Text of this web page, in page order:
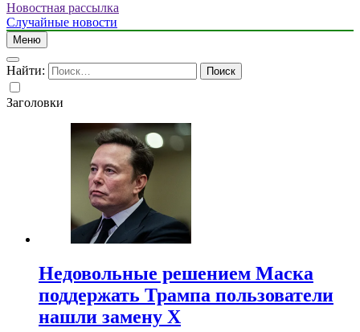
Новостная рассылка
Случайные новости
Меню
Найти:
Заголовки
Недовольные решением Маска
поддержать Трампа пользователи
нашли замену X